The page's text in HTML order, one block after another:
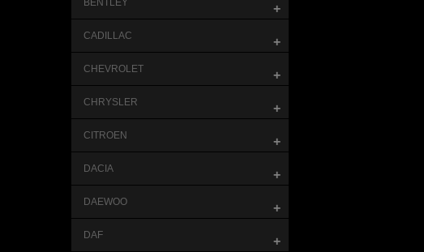
BENTLEY +
CADILLAC +
CHEVROLET +
CHRYSLER +
CITROEN +
DACIA +
DAEWOO +
DAF +